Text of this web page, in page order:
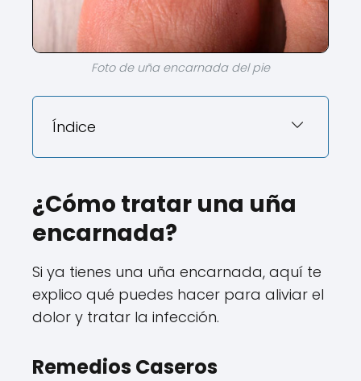
Foto de uña encarnada del pie
Índice
¿Cómo tratar una uña
encarnada?
Si ya tienes una uña encarnada, aquí te
explico qué puedes hacer para aliviar el
dolor y tratar la infección.
Remedios Caseros